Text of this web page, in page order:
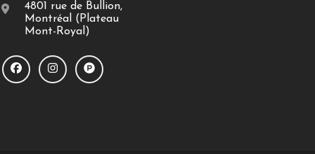
4801 rue de Bullion,
Montréal (Plateau
Mont-Royal)